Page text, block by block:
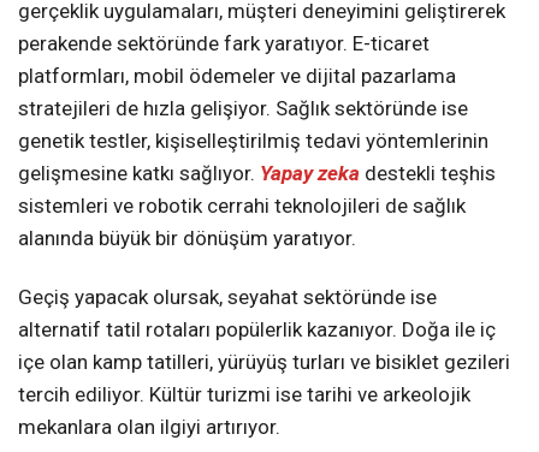
gerçeklik uygulamaları, müşteri deneyimini geliştirerek
perakende sektöründe fark yaratıyor. E-ticaret
platformları, mobil ödemeler ve dijital pazarlama
stratejileri de hızla gelişiyor. Sağlık sektöründe ise
genetik testler, kişiselleştirilmiş tedavi yöntemlerinin
gelişmesine katkı sağlıyor. Yapay zeka destekli teşhis
sistemleri ve robotik cerrahi teknolojileri de sağlık
alanında büyük bir dönüşüm yaratıyor.
Geçiş yapacak olursak, seyahat sektöründe ise
alternatif tatil rotaları popülerlik kazanıyor. Doğa ile iç
içe olan kamp tatilleri, yürüyüş turları ve bisiklet gezileri
tercih ediliyor. Kültür turizmi ise tarihi ve arkeolojik
mekanlara olan ilgiyi artırıyor.